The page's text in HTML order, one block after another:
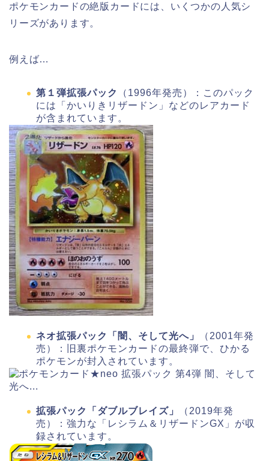
ポケモンカードの絶版カードには、いくつかの人気シ
リーズがあります。
例えば…
第１弾拡張パック
（1996年発売）：このパック
には「かいりきリザードン」などのレアカード
が含まれています。
ネオ拡張パック「闇、そして光へ」
（2001年発
売）：旧裏ポケモンカードの最終弾で、ひかる
ポケモンが封入されています。
拡張パック「ダブルブレイズ」
（2019年発
売）：強力な「レシラム＆リザードンGX」が収
録されています。